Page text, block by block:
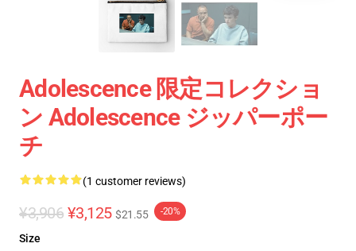
Adolescence 限定コレクショ
ン Adolescence ジッパーポー
チ
(1 customer reviews)
¥3,906 ¥3,125 $21.55 -20%
Size